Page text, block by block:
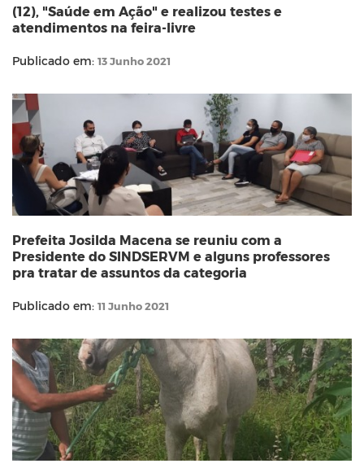
(12), "Saúde em Ação" e realizou testes e
atendimentos na feira-livre
Publicado em: 13 Junho 2021
Prefeita Josilda Macena se reuniu com a
Presidente do SINDSERVM e alguns professores
pra tratar de assuntos da categoria
Publicado em: 11 Junho 2021